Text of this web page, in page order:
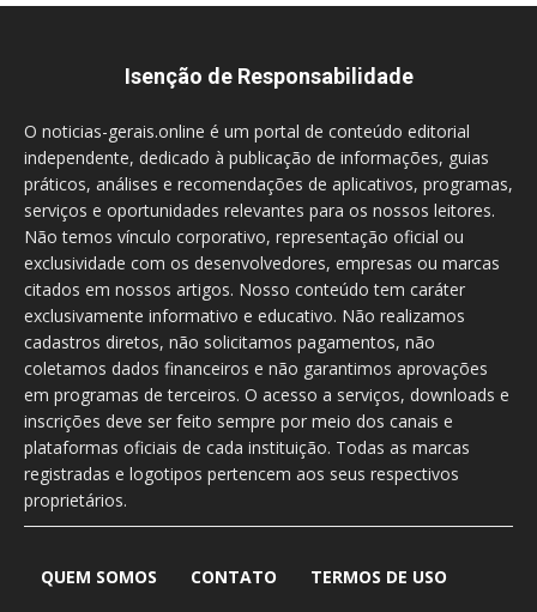
Isenção de Responsabilidade
O noticias-gerais.online é um portal de conteúdo editorial
independente, dedicado à publicação de informações, guias
práticos, análises e recomendações de aplicativos, programas,
serviços e oportunidades relevantes para os nossos leitores.
Não temos vínculo corporativo, representação oficial ou
exclusividade com os desenvolvedores, empresas ou marcas
citados em nossos artigos. Nosso conteúdo tem caráter
exclusivamente informativo e educativo. Não realizamos
cadastros diretos, não solicitamos pagamentos, não
coletamos dados financeiros e não garantimos aprovações
em programas de terceiros. O acesso a serviços, downloads e
inscrições deve ser feito sempre por meio dos canais e
plataformas oficiais de cada instituição. Todas as marcas
registradas e logotipos pertencem aos seus respectivos
proprietários.
QUEM SOMOS CONTATO TERMOS DE USO